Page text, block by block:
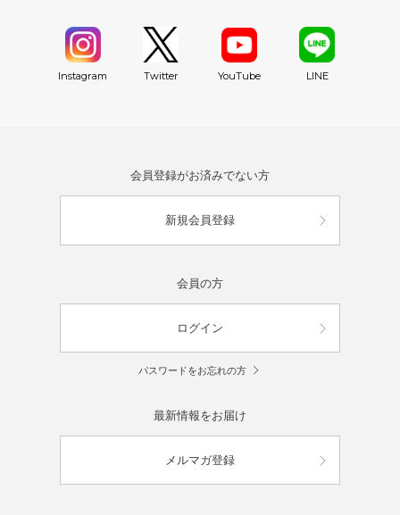
Instagram Twitter YouTube LINE
会員登録がお済みでない方
新規会員登録
会員の方
ログイン
パスワードをお忘れの方
最新情報をお届け
メルマガ登録